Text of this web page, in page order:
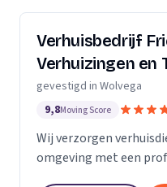
Verhuisbedrijf
Verhuizingen en
gevestigd in Wolvega
9,8Moving Score
Wij verzorgen
omgeving met een